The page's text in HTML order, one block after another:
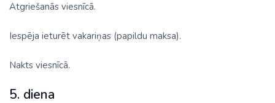
Atgriešanās viesnīcā.
Iespēja ieturēt vakariņas (papildu maksa).
Nakts viesnīcā.
5. diena